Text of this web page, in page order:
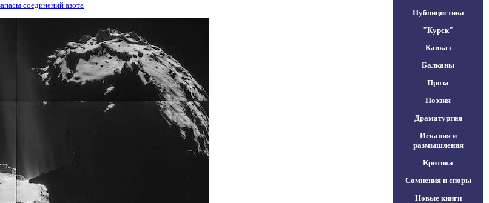
соединений азота
Публицистика
"Курск"
Кавказ
Балканы
Проза
Поэзия
Драматургия
Искания и
размышления
Критика
Сомнения и споры
Новые книги